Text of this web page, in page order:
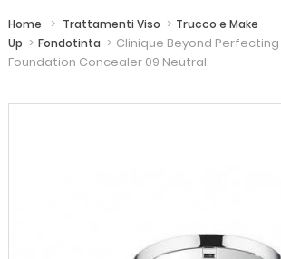
Home > Trattamenti Viso > Trucco e Make
Up > Fondotinta > Clinique Beyond
Foundation Concealer 09 Neutral